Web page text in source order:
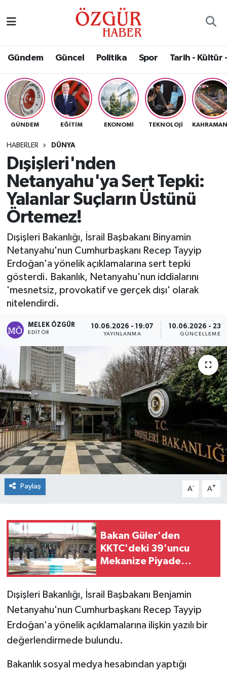
Gündem Güncel Politika Spor Tarih - Kültür
GÜNDEM EĞITIM EKONOMI TEKNOLOJI
HABERLER DÜNYA
Dışişleri'nden
Netanyahu'ya Sert Tepki:
Yalanlar Suçların Üstünü
Örtemez!
Dışişleri Bakanlığı, İsrail Başbakanı Binyamin
Netanyahu'nun Cumhurbaşkanı Recep Tayyip
Erdoğan'a yönelik açıklamalarına sert tepki
gösterdi. Bakanlık, Netanyahu'nun iddialarını
'mesnetsiz, provokatif ve gerçek dışı' olarak
nitelendirdi.
MELEK ÖZGÜR
EDITÖR
10.06.2026 - 19:07
YAYINLANMA
10.06.2026 -
GÜNCELLEME
Paylaş A- A+
Bakan Güler'den
KKTC'deki 39'uncu
Mekanize Piyade
Dışişleri Bakanlığı, İsrail Başbakanı Benjamin
Netanyahu'nun Cumhurbaşkanı Recep Tayyip
Erdoğan'a yönelik açıklamalarına ilişkin yazılı bir
değerlendirmede bulundu.
Bakanlık sosyal medya hesabından yaptığı
Eğitim
Ekonomi
Güncel
Gündem
Magazin
Politika
Sağlık
Spor
Tarih - Kültür - Sanat - Turizm
Yaşam
Nöbetçi Eczaneler
Namaz Vakitleri
Trafik Durumu
Süper Lig Puan Durumu ve Fikstür
Tüm Manşetler
Son Dakika Haberleri
Haber Arşivi